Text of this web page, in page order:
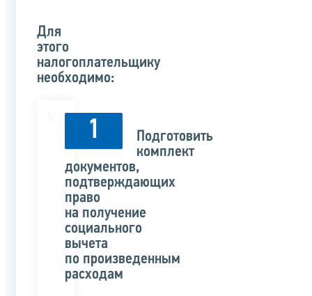
Для
этого
налогоплательщику
необходимо:
1
Подготовить
комплект
документов,
подтверждающих
право
на получение
социального
вычета
по произведенным
расходам